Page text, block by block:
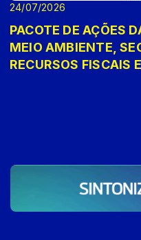
24/07/2026
PACOTE DE AÇÕES
MEIO AMBIENTE,
RECURSOS FISCAIS